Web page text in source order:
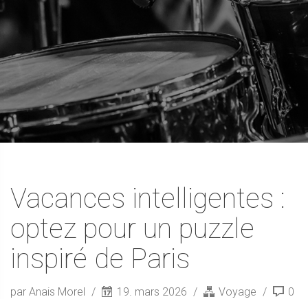
Vacances intelligentes :
optez pour un puzzle
inspiré de Paris
par Anais Morel 19. mars 2026 Voyage 0